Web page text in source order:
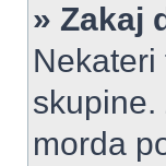
» Zakaj
morda